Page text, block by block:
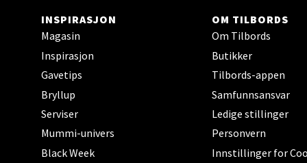
INSPIRASJON
Magasin
Inspirasjon
Gavetips
Bryllup
Serviser
Mummi-univers
Black Week
OM TILBORDS
Om Tilbords
Butikker
Tilbords-appen
Samfunnsansvar
Ledige stillinger
Personvern
Innstillinger forÅpent i